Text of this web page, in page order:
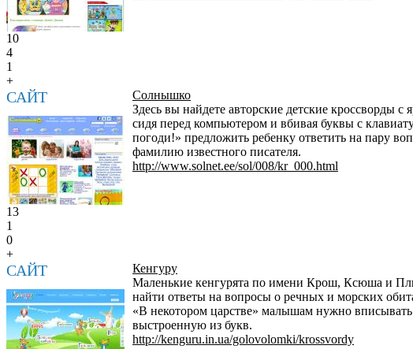
10
4
1
+
САЙТ
Солнышко
Здесь вы найдете авторские детские кроссворды
сидя перед компьютером и вбивая буквы с
погоди!» предложить ребенку ответить на пару
фамилию известного писателя.
http://www.solnet.ee/sol/008/kr_000.html
13
1
0
+
САЙТ
Кенгуру
Маленькие кенгурята по имени Крош, Ксюша и
найти ответы на вопросы о речных и морских
«В некотором царстве» малышам нужно вписывать
выстроенную из букв.
http://kenguru.in.ua/golovolomki/krossvordy